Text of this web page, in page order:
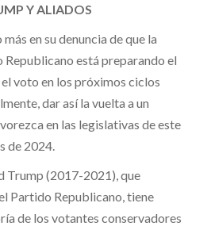
Y ALIADOS
en su denuncia de que la
está preparando el
voto en los próximos ciclos
dar así la vuelta a un
en las legislativas de este
de 2024.
Trump (2017-2021), que
Partido Republicano, tiene
de los votantes conservadores